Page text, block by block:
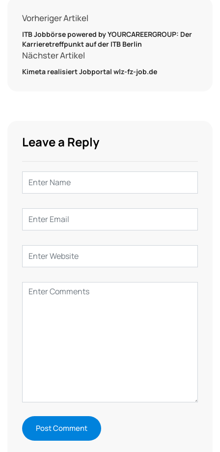
Vorheriger Artikel
ITB Jobbörse powered by YOURCAREERGROUP: Der
Karrieretreffpunkt auf der ITB Berlin
Nächster Artikel
Kimeta realisiert Jobportal wlz-­fz-­job.de
Leave a Reply